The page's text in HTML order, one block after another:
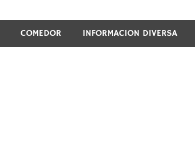
COMEDOR INFORMACION DIVERSA